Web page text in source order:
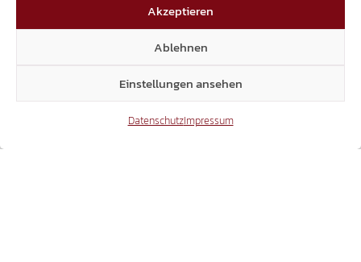
Akzeptieren
Ablehnen
Einstellungen ansehen
DatenschutzImpressum
EINSTURZ JUSTIZPALAST BOZEN
FASCHISTENBAU ABREISSEN, V